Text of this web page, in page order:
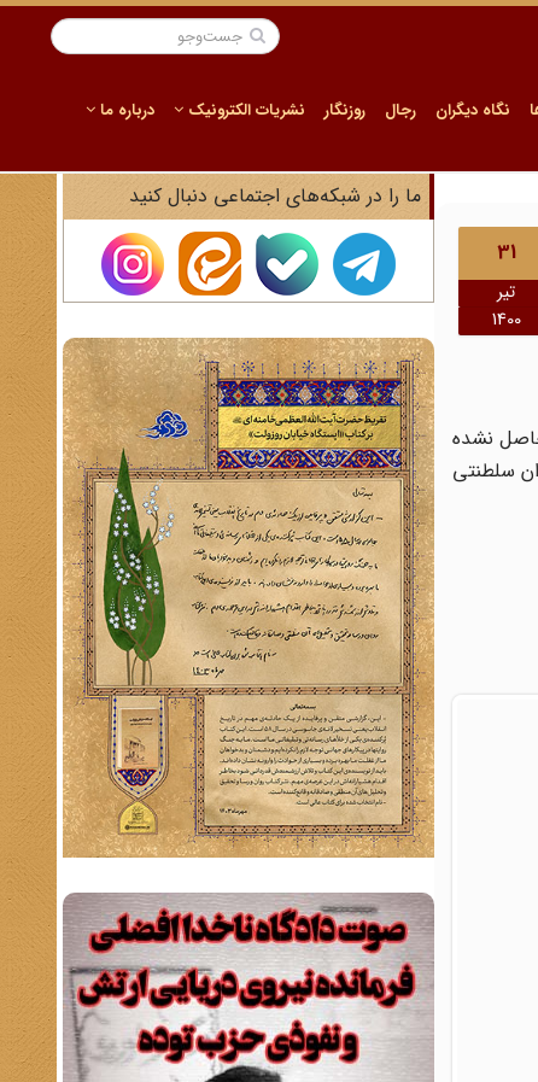
نگاه دیگران رجال روزنگار نشریات الکترونیک درباره ما
31
تیر
1400
نشده
سلطنتی
ما را در شبکه‌های اجتماعی دنبال کنید